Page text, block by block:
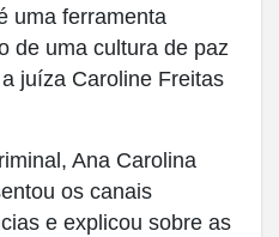
uma ferramenta
de uma cultura de paz
juíza Caroline Freitas
Ana Carolina
os canais
e explicou sobre as